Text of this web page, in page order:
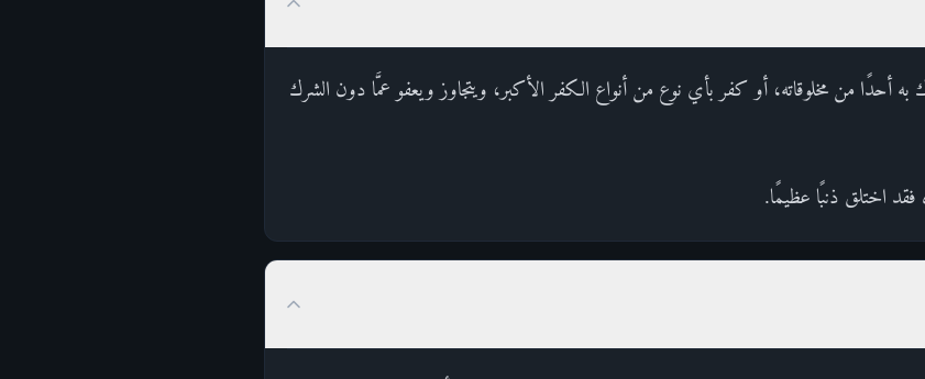
به أحدًا من مخلوقاته، أو كفر بأي نوع من أنواع الكفر الأكبر، ويتجاوز ويعفو عمَّا دون الشرك
فقد اختلق ذنبًا عظيمًا.